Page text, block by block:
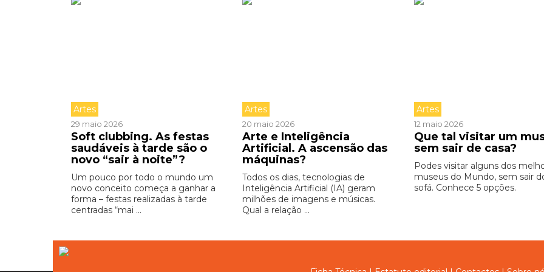
Artes
29 maio 2026
Soft clubbing. As festas
saudáveis à tarde são o
novo “sair à noite”?
Um pouco por todo o mundo um
novo conceito começa a ganhar a
forma – festas realizadas à tarde
centradas “mai ...
Artes
20 maio 2026
Arte e Inteligência
Artificial. A ascensão das
máquinas?
Todos os dias, tecnologias de
Inteligência Artificial (IA) geram
milhões de imagens e músicas.
Qual a relação ...
Artes
12 maio 2026
Que tal visitar um
sem sair de casa?
Podes visitar alguns dos
museus do Mundo, sem sair
sofá. Conhece 5 opções.